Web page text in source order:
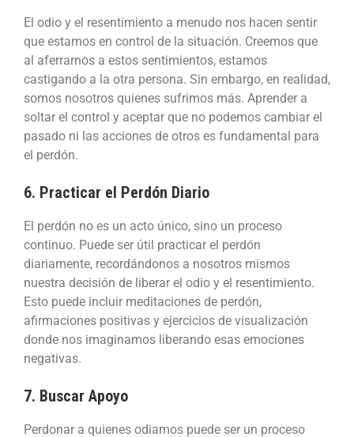
El odio y el resentimiento a menudo nos hacen sentir
que estamos en control de la situación. Creemos que
al aferrarnos a estos sentimientos, estamos
castigando a la otra persona. Sin embargo, en realidad,
somos nosotros quienes sufrimos más. Aprender a
soltar el control y aceptar que no podemos cambiar el
pasado ni las acciones de otros es fundamental para
el perdón.
6. Practicar el Perdón Diario
El perdón no es un acto único, sino un proceso
continuo. Puede ser útil practicar el perdón
diariamente, recordándonos a nosotros mismos
nuestra decisión de liberar el odio y el resentimiento.
Esto puede incluir meditaciones de perdón,
afirmaciones positivas y ejercicios de visualización
donde nos imaginamos liberando esas emociones
negativas.
7. Buscar Apoyo
Perdonar a quienes odiamos puede ser un proceso